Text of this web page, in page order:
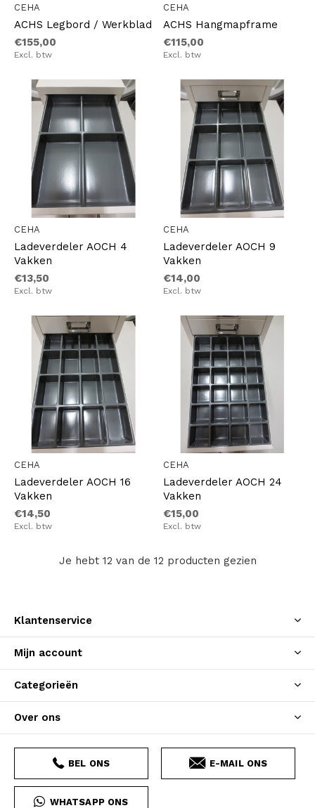
CEHA
ACHS Legbord / Werkblad
€155,00
Excl. btw
CEHA
ACHS Hangmapframe
€115,00
Excl. btw
CEHA
Ladeverdeler AOCH 4
Vakken
€13,50
Excl. btw
CEHA
Ladeverdeler AOCH 9
Vakken
€14,00
Excl. btw
CEHA
Ladeverdeler AOCH 16
Vakken
€14,50
Excl. btw
CEHA
Ladeverdeler AOCH 24
Vakken
€15,00
Excl. btw
Je hebt 12 van de 12 producten gezien
Klantenservice
Mijn account
Categorieën
Over ons
BEL ONS E-MAIL ONS
WHATSAPP ONS